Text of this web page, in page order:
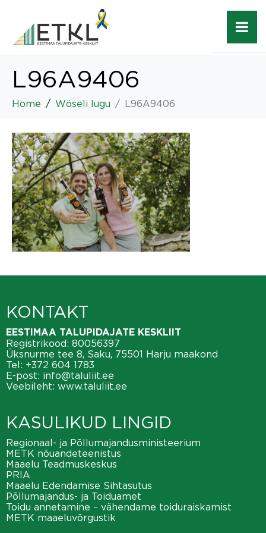
L96A9406
Home Wöseli lugu L96A9406
KONTAKT
EESTIMAA TALUPIDAJATE KESKLIIT
Registrikood: 80056397
Üksnurme tee 8, Saku, 75501 Harju maakond
Tel: +372 604 1783
E-post: info@taluliit.ee
Veebileht: www.taluliit.ee
KASULIKUD LINGID
Regionaal- ja Põllumajandusministeerium
METK nõuandeteenistus
Maaelu Teadmuskeskus
PRIA
Maaelu Edendamise Sihtasutus
Põllumajandus- ja Toiduamet
Toidu annetamine – vähendame toiduraiskamist
METK maaeluvõrgustik